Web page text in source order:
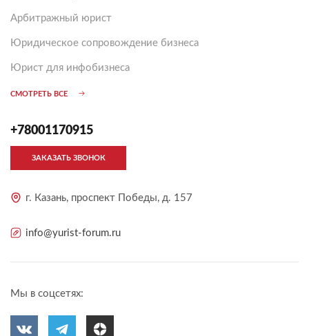
Арбитражный юрист
Юридическое сопровождение бизнеса
Юрист для инфобизнеса
СМОТРЕТЬ ВСЕ
+78001170915
ЗАКАЗАТЬ ЗВОНОК
г. Казань, проспект Победы, д. 157
info@yurist-forum.ru
Мы в соцсетях: